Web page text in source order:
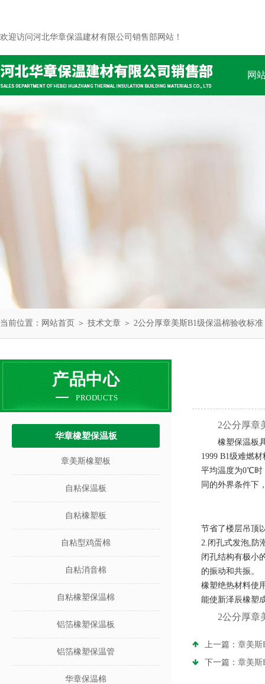
欢迎访问河北华章保温建材有限公司销售部网站！
网
当前位置： 网站首页 ＞ 技术文章 ＞ 2公分厚章美斯B1级保温棉验收标准
产品中心
PRODUCTS
华章橡塑保温板
章美斯橡塑板
自粘保温板
自粘橡塑板
自粘型鸡蛋棉
自粘消音棉
自粘橡塑保温棉
铝箔橡塑保温板
铝箔橡塑保温管
华章保温棉
2公分厚章
橡塑保温板
1999 B1级难燃材
平均温度为0℃时
同的外界条件下
节省了楼层吊顶
2.闭孔式发泡, 防
闭孔结构有极小
的振动和共振。
橡塑绝热材料使
能使新泽辰橡塑
2公分厚章
上一篇： 章美斯
下一篇： 章美斯